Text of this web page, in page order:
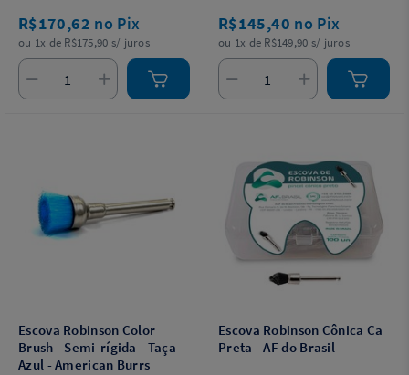
R$170,62 no Pix
ou 1x de R$175,90 s/ juros
R$145,40 no Pix
ou 1x de R$149,90 s/ juros
Escova Robinson Color
Brush - Semi-rígida - Taça -
Azul - American Burrs
Escova Robinson Cônica Ca
Preta - AF do Brasil